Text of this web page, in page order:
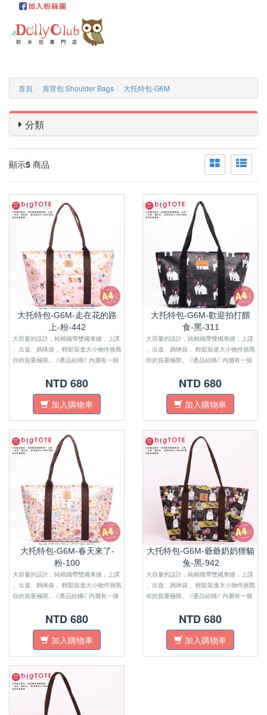
首頁 肩背包 Shoulder Bags 大托特包-G6M
分類
顯示5 商品
大托特包-G6M-走在花的路
上-粉-442
大容量的設計，純棉織帶雙繩車縫，上課
、出遊、媽咪袋， 輕鬆裝進大小物件挑戰
你的負重極限。 //產品結構// 內層有一個
式口袋 肩帶為純棉織帶 面料材質為防水
布 ​ 拉鍊密合開口 可置放A4資料夾
NTD 680
加入購物車
大托特包-G6M-歡迎拍打餵
食-黑-311
大容量的設計，純棉織帶雙繩車縫，上課
、出遊、媽咪袋， 輕鬆裝進大小物件挑戰
你的負重極限。 //產品結構// 內層有一個
式口袋 肩帶為純棉織帶 面料材質為防水
布 ​ 拉鍊密合開口 可置放A4資料夾
NTD 680
加入購物車
大托特包-G6M-春天來了-
粉-100
大容量的設計，純棉織帶雙繩車縫，上課
、出遊、媽咪袋， 輕鬆裝進大小物件挑戰
你的負重極限。 //產品結構// 內層有一個
式口袋 肩帶為純棉織帶 面料材質為防水
布 ​ 拉鍊密合開口 可置放A4資料夾
NTD 680
加入購物車
大托特包-G6M-爺爺奶奶狸貓
兔-黑-942
大容量的設計，純棉織帶雙繩車縫，上課
、出遊、媽咪袋， 輕鬆裝進大小物件挑戰
你的負重極限。 //產品結構// 內層有一個
式口袋 肩帶為純棉織帶 面料材質為防水
布 ​拉鍊密合開口 可置放A4資料夾
NTD 680
加入購物車